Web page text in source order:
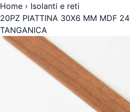
Home › Isolanti e reti
20PZ PIATTINA 30X6 MM MDF
TANGANICA